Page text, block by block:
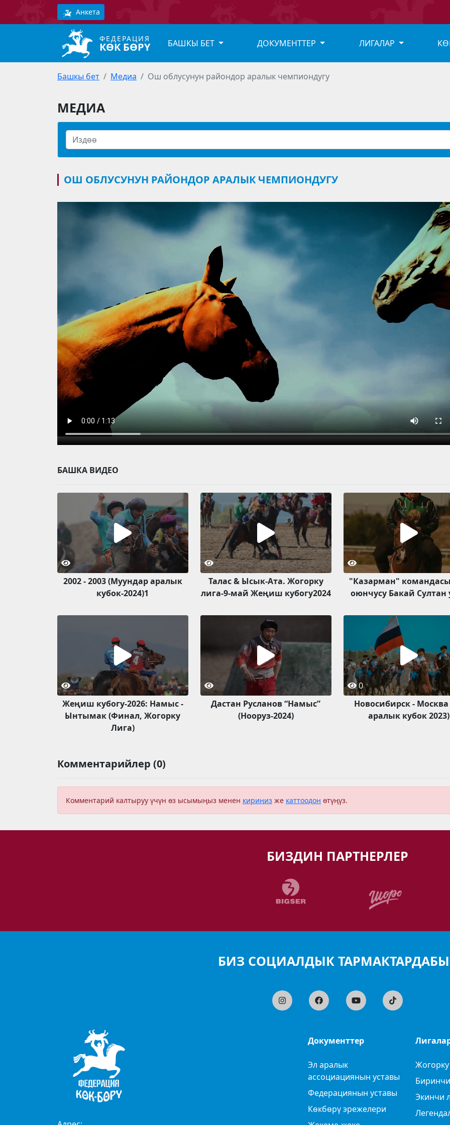
Анкета
ФЕДЕРАЦИЯ
КӨК БӨРҮ БАШКЫ БЕТ ДОКУМЕНТТЕР ЛИГАЛАР
Башкы бет Медиа Ош облусунун райондор аралык чемпиондугу
МЕДИА
ОШ ОБЛУСУНУН РАЙОНДОР АРАЛЫК ЧЕМПИОНДУГУ
БАШКА ВИДЕО
2002 - 2003 (Муундар аралык
кубок-2024)1
Талас & Ысык-Ата. Жогорку
лига-9-май Жеңиш кубогу2024
"Казарман"
оюнчусу Бакай Султан
Жеңиш кубогу-2026: Намыс -
Ынтымак (Финал, Жогорку
Лига)
Дастан Русланов “Намыс”
(Нооруз-2024)
0
Новосибирск -
аралык кубок 2023)
Комментарийлер (0)
Комментарий калтыруу үчүн өз ысымыңыз менен кириңиз же каттоодон өтүңүз.
БИЗДИН ПАРТНЕРЛЕР
БИЗ СОЦИАЛДЫК
Документтер
Эл аралык
ассоциациянын уставы
Федерациянын уставы
Көкбөрү эрежелери
Жогорку
Экинчи